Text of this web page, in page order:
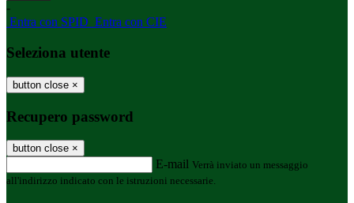
-
Entra con SPID Entra con CIE
Seleziona utente
button close ×
Recupero password
button close ×
E-mail Verrà inviato un messaggio
all'indirizzo indicato con le istruzioni necessarie.